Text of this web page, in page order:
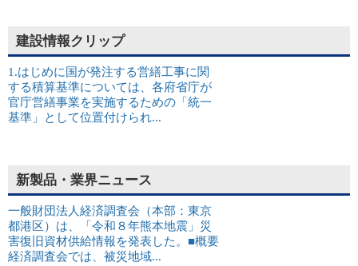
建設情報クリップ
1.はじめに国が発注する営繕工事に関
する積算基準については、各府省庁が
官庁営繕事業を実施するための「統一
基準」として位置付けられ...
新製品・業界ニュース
一般財団法人経済調査会（本部：東京
都港区）は、「令和８年熊本地震」災
害復旧資材供給情報を発表した。■概要
経済調査会では、被災地域...